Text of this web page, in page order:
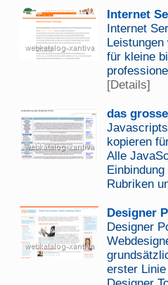
Internet
Internet
für kleine
[Details]
das
kopieren
Alle
Rubriken
Designer
Designer
erster